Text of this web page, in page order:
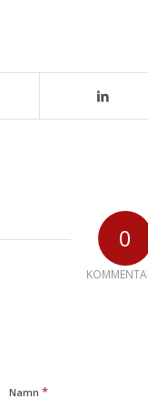
0
Namn *